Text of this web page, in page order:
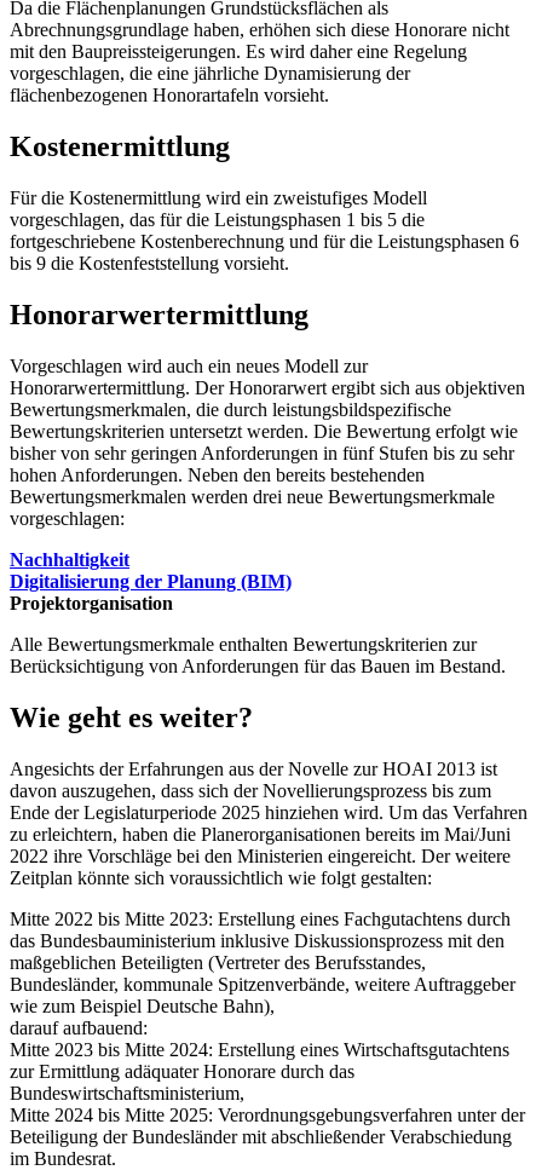
Da die Flächenplanungen Grundstücksflächen als
Abrechnungsgrundlage haben, erhöhen sich diese Honorare nicht
mit den Baupreissteigerungen. Es wird daher eine Regelung
vorgeschlagen, die eine jährliche Dynamisierung der
flächenbezogenen Honorartafeln vorsieht.
Kostenermittlung
Für die Kostenermittlung wird ein zweistufiges Modell
vorgeschlagen, das für die Leistungsphasen 1 bis 5 die
fortgeschriebene Kostenberechnung und für die Leistungsphasen 6
bis 9 die Kostenfeststellung vorsieht.
Honorarwertermittlung
Vorgeschlagen wird auch ein neues Modell zur
Honorarwertermittlung. Der Honorarwert ergibt sich aus objektiven
Bewertungsmerkmalen, die durch leistungsbildspezifische
Bewertungskriterien untersetzt werden. Die Bewertung erfolgt wie
bisher von sehr geringen Anforderungen in fünf Stufen bis zu sehr
hohen Anforderungen. Neben den bereits bestehenden
Bewertungsmerkmalen werden drei neue Bewertungsmerkmale
vorgeschlagen:
Nachhaltigkeit
Digitalisierung der Planung (BIM)
Projektorganisation
Alle Bewertungsmerkmale enthalten Bewertungskriterien zur
Berücksichtigung von Anforderungen für das Bauen im Bestand.
Wie geht es weiter?
Angesichts der Erfahrungen aus der Novelle zur HOAI 2013 ist
davon auszugehen, dass sich der Novellierungsprozess bis zum
Ende der Legislaturperiode 2025 hinziehen wird. Um das Verfahren
zu erleichtern, haben die Planerorganisationen bereits im Mai/Juni
2022 ihre Vorschläge bei den Ministerien eingereicht. Der weitere
Zeitplan könnte sich voraussichtlich wie folgt gestalten:
Mitte 2022 bis Mitte 2023: Erstellung eines Fachgutachtens durch
das Bundesbauministerium inklusive Diskussionsprozess mit den
maßgeblichen Beteiligten (Vertreter des Berufsstandes,
Bundesländer, kommunale Spitzenverbände, weitere Auftraggeber
wie zum Beispiel Deutsche Bahn),
darauf aufbauend:
Mitte 2023 bis Mitte 2024: Erstellung eines Wirtschaftsgutachtens
zur Ermittlung adäquater Honorare durch das
Bundeswirtschaftsministerium,
Mitte 2024 bis Mitte 2025: Verordnungsgebungsverfahren unter der
Beteiligung der Bundesländer mit abschließender Verabschiedung
im Bundesrat.